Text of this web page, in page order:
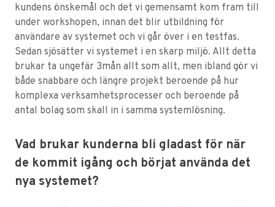
kundens önskemål och det vi gemensamt kom fram till
under workshopen, innan det blir utbildning för
användare av systemet och vi går över i en testfas.
Sedan sjösätter vi systemet i en skarp miljö. Allt detta
brukar ta ungefär 3mån allt som allt, men ibland gör vi
både snabbare och längre projekt beroende på hur
komplexa verksamhetsprocesser och beroende på
antal bolag som skall in i samma systemlösning.
Vad brukar kunderna bli gladast för när
de kommit igång och börjat använda det
nya systemet?